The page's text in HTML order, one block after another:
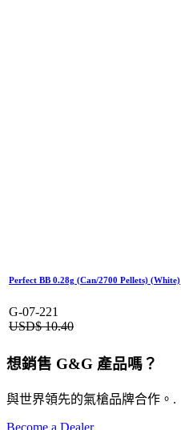
Perfect BB 0.28g (Can/2700 Pellets) (White)
G-07-221
USD$10.40
想銷售 G&G 產品嗎？
與世界領先的氣槍品牌合作。.
Become a Dealer